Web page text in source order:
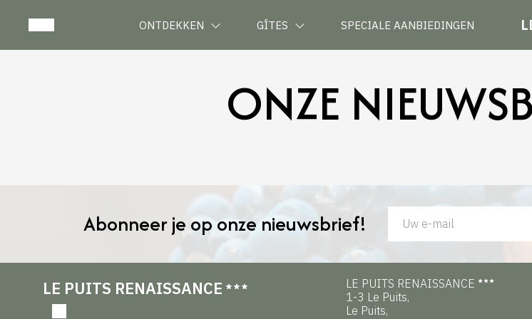
ONTDEKKEN GÎTES SPECIALE AANBIEDINGEN
ONZE
Abonneer je op onze nieuwsbrief!
LE PUITS RENAISSANCE
LE PUITS RENAISSANCE
1-3 Le Puits,
Le Puits,